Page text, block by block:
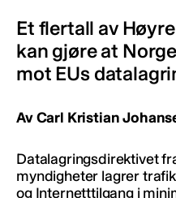
Et flertall av
kan gjøre at
mot EUs
Av Carl Kristian
Datalagringsdirektivet
myndigheter lagrer
og Internetttilgang i